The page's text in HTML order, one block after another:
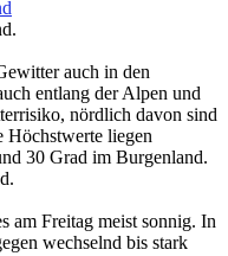
auch in den
entlang der Alpen und
nördlich davon sind
Höchstwerte liegen
30 Grad im Burgenland.
am Freitag meist sonnig. In
wechselnd bis stark